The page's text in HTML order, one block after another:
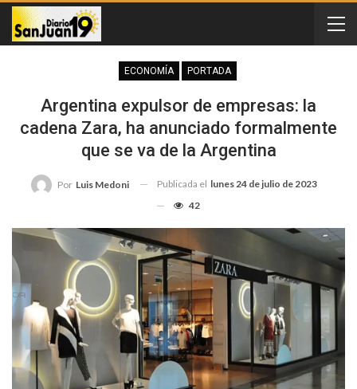
ECONOMÍA PORTADA
Argentina expulsor de empresas: la
cadena Zara, ha anunciado formalmente
que se va de la Argentina
Por Luis Medoni Publicada el lunes 24 de julio de 2023
42